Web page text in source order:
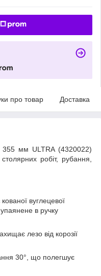
про товар Доставка
355 мм ULTRA (4320022)
робіт, рубання,
вуглецевої
в ручку
лезо від корозії
30°, що полегшує